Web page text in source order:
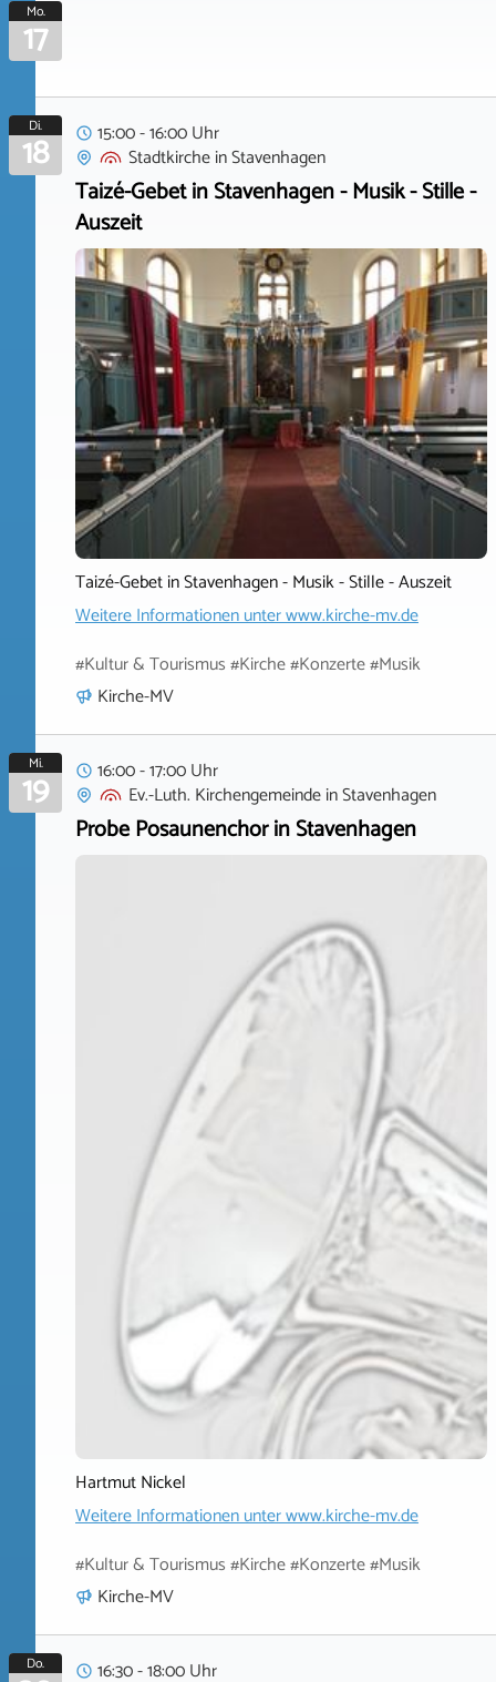
Mo.
17
Di.
18
15:00 - 16:00 Uhr
StadtkircheinStavenhagen
Taizé-Gebet in Stavenhagen - Musik - Stille -
Auszeit
Taizé-Gebet in Stavenhagen - Musik - Stille - Auszeit
Weitere Informationen unterwww.kirche-mv.de
#Kultur & Tourismus #Kirche #Konzerte #Musik
Kirche-MV
Mi.
19
16:00 - 17:00 Uhr
Ev.-Luth. KirchengemeindeinStavenhagen
Probe Posaunenchor in Stavenhagen
Hartmut Nickel
Weitere Informationen unterwww.kirche-mv.de
#Kultur & Tourismus #Kirche #Konzerte #Musik
Kirche-MV
Do.
16:30 - 18:00 Uhr